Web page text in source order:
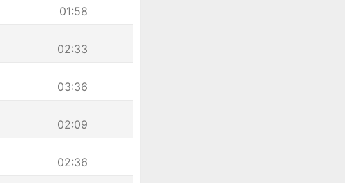
01:58
02:33
03:36
02:09
02:36